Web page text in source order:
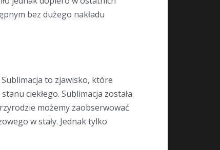
bez dużego nakładu
to zjawisko, które
ciekłego. Sublimacja została
możemy zaobserwować
w stały. Jednak tylko